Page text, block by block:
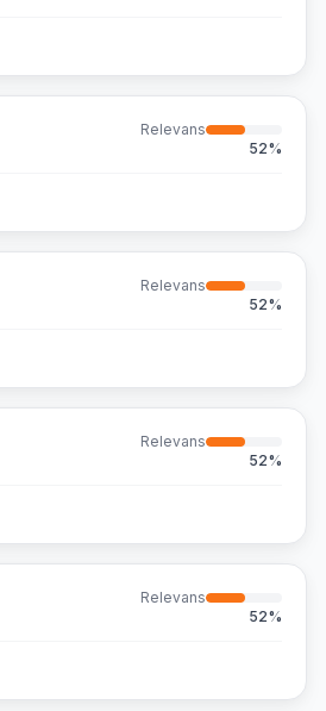
Relevans
52%
Relevans
52%
Relevans
52%
Relevans
52%